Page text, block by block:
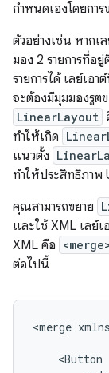
กำหนดเองโดยการ
ตัวอย่างเช่น หากเ
มอง 2 รายการที่อ
รายการได้ เลย์เอ
จะต้องมีมุมมองรูตข
LinearLayout
ทำให้เกิด
แนวตั้ง
ทำให้ประสิทธิภาพ
คุณสามารถขยาย
และใช้ XML เลย์
XML คือ
ต่อไปนี้
<merge